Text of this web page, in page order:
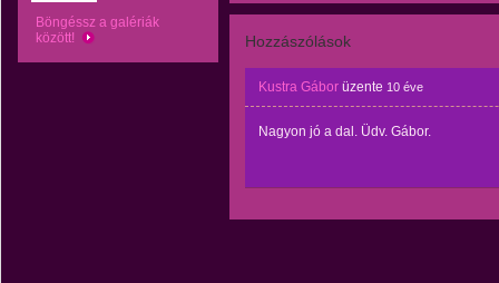
Böngéssz a galériák
között!
Hozzászólások
Kustra Gábor üzente 10 éve
Nagyon jó a dal. Üdv. Gábor.